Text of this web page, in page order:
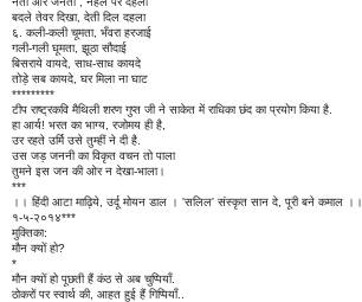
बदले तेवर दिखा, देती दिल दहला
६. कली-कली चूमता, भँवरा हरजाई
गली-गली घूमता, झूठा सौदाई
बिसराये वायदे, साध-साध कायदे
तोड़े सब कायदे, घर मिला ना घाट
*********
टीप राष्ट्रकवि मैथिली शरण गुप्त जी ने साकेत में राधिका छंद का प्रयोग किया है.
हा आर्य! भरत का भाग्य, रजोमय ही है,
उर रहते उर्मि उसे तुम्हीं ने दी है.
उस जड़ जननी का विकृत वचन तो पाला
तुमने इस जन की ओर न देखा-भाला।
***
।। हिंदी आटा माढ़िये, उर्दू मोयन डाल । 'सलिल' संस्कृत सान दे, पूरी बने कमाल ।।
१-५-२०१४***
मुक्तिका:
मौन क्यों हो?
*
मौन क्यों हो पूछती हैं कंठ से अब चुप्पियाँ.
ठोकरों पर स्वार्थ की, आहत हुई हैं गिप्पियाँ..